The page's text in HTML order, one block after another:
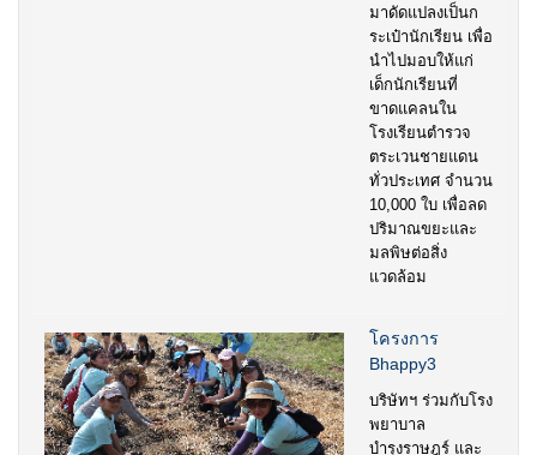
มาดัดแปลงเป็นก
ระเป๋านักเรียน เพื่อ
นำไปมอบให้แก่
เด็กนักเรียนที่
ขาดแคลนใน
โรงเรียนตำรวจ
ตระเวนชายแดน
ทั่วประเทศ จำนวน
10,000 ใบ เพื่อลด
ปริมาณขยะและ
มลพิษต่อสิ่ง
แวดล้อม
โครงการ
Bhappy3
บริษัทฯ ร่วมกับโรง
พยาบาล
บำรุงราษฎร์ และ